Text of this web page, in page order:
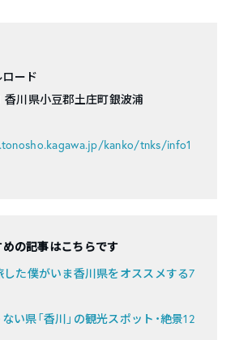
ロード
香川県小豆郡土庄町銀波浦
kanko/tnks/info1
の記事はこちらです
た僕がいま香川県をオススメする7
い県「香川」の観光スポット・絶景12